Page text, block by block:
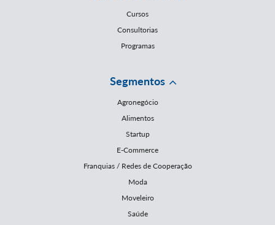
Cursos
Consultorias
Programas
Segmentos
Agronegócio
Alimentos
Startup
E-Commerce
Franquias / Redes de Cooperação
Moda
Moveleiro
Saúde